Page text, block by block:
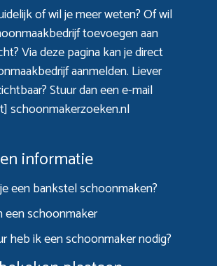
of wil je meer weten? Of wil
toevoegen aan
Viadeze paginakan je direct
aanmelden. Liever
Stuur dan een e-mail
schoonmakerzoeken.nl
informatie
een bankstel schoonmaken?
een schoonmaker
heb ik een schoonmaker nodig?